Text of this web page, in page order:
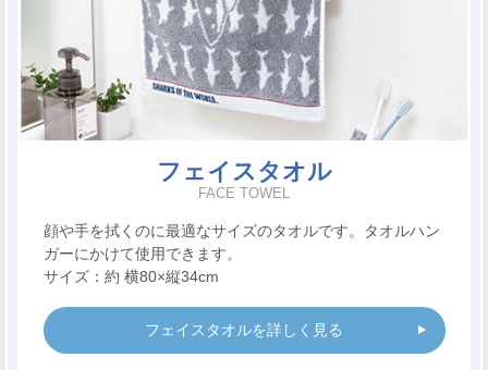
フェイスタオル
FACE TOWEL
顔や手を拭くのに最適なサイズのタオルです。タオルハン
ガーにかけて使用できます。
サイズ：約 横80×縦34cm
フェイスタオルを詳しく見る